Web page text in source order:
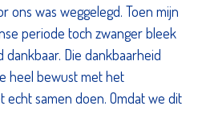
ons was weggelegd. Toen mijn
periode toch zwanger bleek
Die dankbaarheid
heel bewust met het
echt samen doen. Omdat we dit